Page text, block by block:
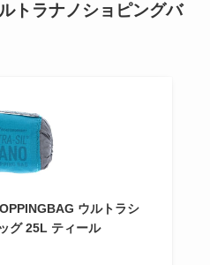
トラナノショピングバ
ウルトラシ
グ 25L ティール